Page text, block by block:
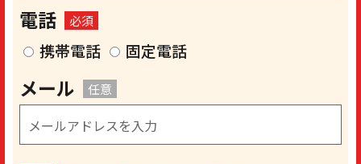
電話 必須
携帯電話 固定電話
メール 任意